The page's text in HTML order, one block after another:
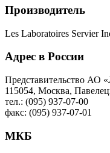
Производитель
Les Laboratoires Servier
Адрес в России
Представительство АО
115054, Москва,
тел.: (095) 937-07-00
факс: (095) 937-07-01
МКБ